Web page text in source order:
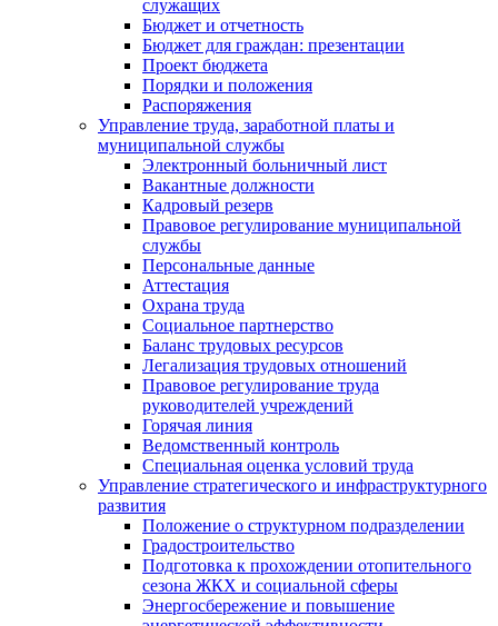
служащих
Бюджет и отчетность
Бюджет для граждан: презентации
Проект бюджета
Порядки и положения
Распоряжения
Управление труда, заработной платы и
муниципальной службы
Электронный больничный лист
Вакантные должности
Кадровый резерв
Правовое регулирование муниципальной
службы
Персональные данные
Аттестация
Охрана труда
Социальное партнерство
Баланс трудовых ресурсов
Легализация трудовых отношений
Правовое регулирование труда
руководителей учреждений
Горячая линия
Ведомственный контроль
Специальная оценка условий труда
Управление стратегического и инфраструктурного
развития
Положение о структурном подразделении
Градостроительство
Подготовка к прохождении отопительного
сезона ЖКХ и социальной сферы
Энергосбережение и повышение